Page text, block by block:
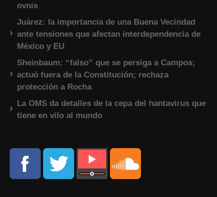
ovnis
Juárez: la importancia de una Buena Vecindad
ante tensiones que afectan interdependencia de
México y EU
Sheinbaum: “falso” que se persiga a Campos;
actuó fuera de la Constitución; rechaza
protección a Rocha
La OMS da detalles de la cepa del hantavirus que
tiene en vilo al mundo